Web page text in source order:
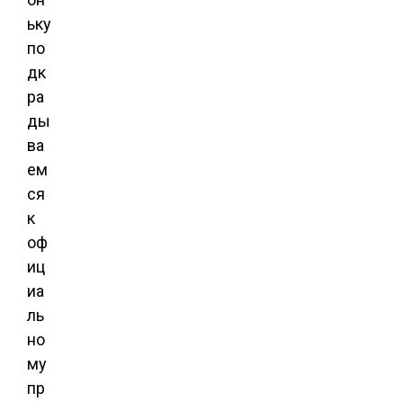
ьку
по
дк
ра
ды
ва
ем
ся
к
оф
иц
иа
ль
но
му
пр